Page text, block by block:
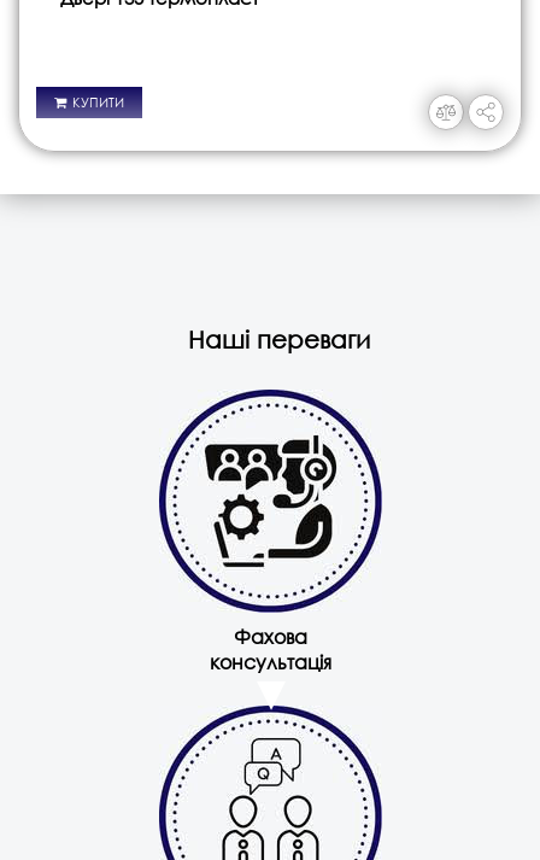
КУПИТИ
Наші переваги
Фахова
консультація